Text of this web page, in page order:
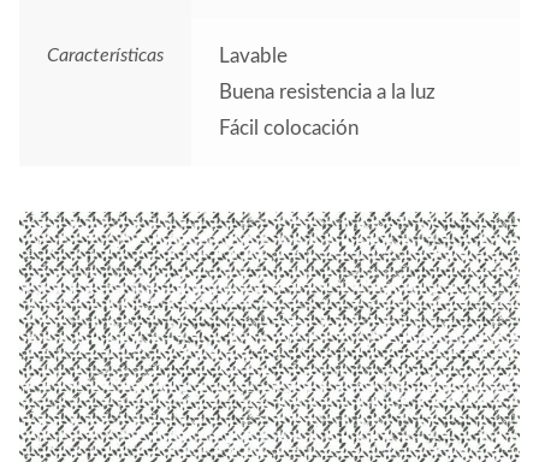
Características
Lavable
Buena resistencia a la luz
Fácil colocación